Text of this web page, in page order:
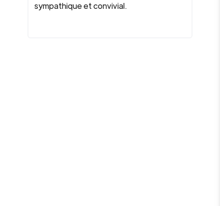
sympathique et convivial.